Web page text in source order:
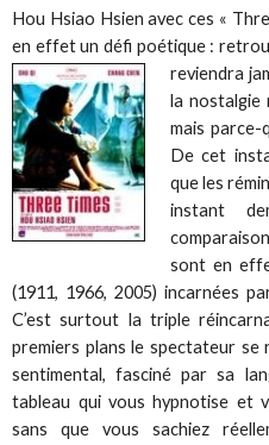
Hou Hsiao Hsien avec ces «
en effet un défi poétique :
reviendra
la nostalgie
mais parce-
De cet
que les
instant
sont en
(1911, 1966, 2005) incarnées
C’est surtout la triple
premiers plans le spectateur
sentimental, fasciné par sa
tableau qui vous hypnotise et
sans que vous sachiez